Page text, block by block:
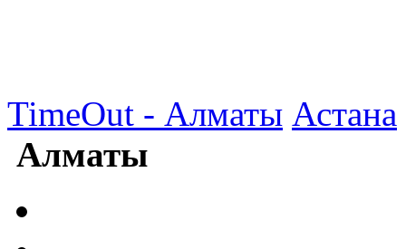
TimeOut - Алматы Астана
Алматы